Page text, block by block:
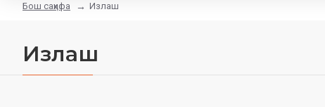
Бош саҳифа Излаш
Излаш